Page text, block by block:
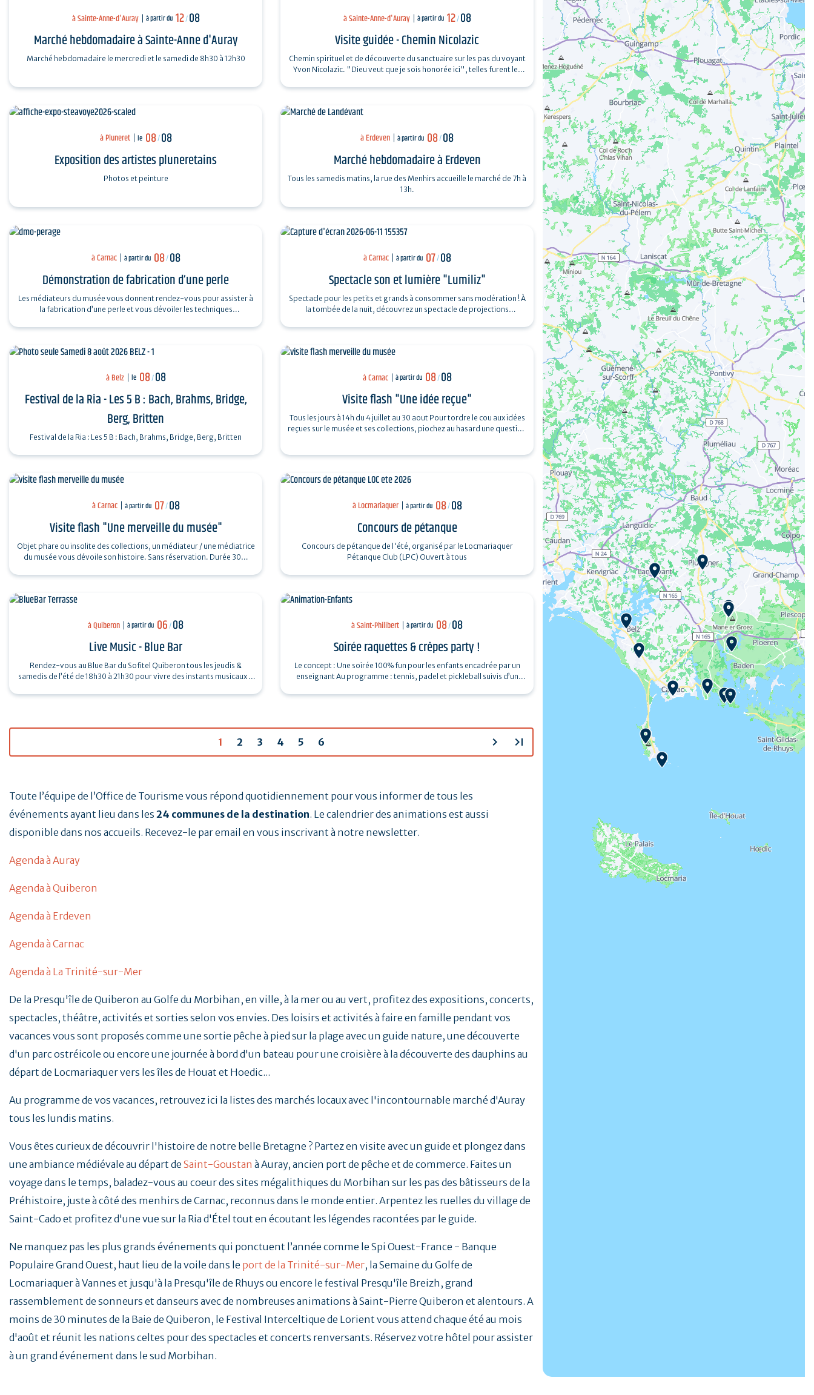
à Sainte-Anne-d'Auray à partir du 12/ 08
Marché hebdomadaire à Sainte-Anne d'Auray
Marché hebdomadaire le mercredi et le samedi de 8h30 à 12h30
à Sainte-Anne-d'Auray à partir du 12/ 08
Visite guidée - Chemin Nicolazic
Chemin spirituel et de découverte du sanctuaire sur les pas du voyant
Yvon Nicolazic. "Dieu veut que je sois honorée ici", telles furent les
à Pluneret le 08/ 08
Exposition des artistes pluneretains
Photos et peinture
à Erdeven à partir du 08/08
Marché hebdomadaire à Erdeven
Tous les samedis matins, la rue des Menhirs accueille le marché de 7h à
13h.
à Carnac à partir du 08/ 08
Démonstration de fabrication d’une perle
Les médiateurs du musée vous donnent rendez-vous pour assister à
la fabrication d’une perle et vous dévoiler les techniques
à Carnac à partir du 07/ 08
Spectacle son et lumière "Lumiliz"
Spectacle pour les petits et grands à consommer sans modération ! À
la tombée de la nuit, découvrez un spectacle de projections
à Belz le 08/ 08
Festival de la Ria - Les 5 B : Bach, Brahms, Bridge,
Berg, Britten
Festival de la Ria : Les 5 B : Bach, Brahms, Bridge, Berg, Britten
à Carnac à partir du 08/ 08
Visite flash "Une idée reçue"
Tous les jours à 14h du 4 juillet au 30 aout Pour tordre le cou aux idées
reçues sur le musée et ses collections, piochez au hasard une question
à Carnac à partir du 07/ 08
Visite flash "Une merveille du musée"
Objet phare ou insolite des collections, un médiateur / une médiatrice
du musée vous dévoile son histoire. Sans réservation. Durée 30…
à Locmariaquer à partir du 08/ 08
Concours de pétanque
Concours de pétanque de l'été, organisé par le Locmariaquer
Pétanque Club (LPC) Ouvert à tous
à Quiberon à partir du 06/08
Live Music - Blue Bar
Rendez-vous au Blue Bar du Sofitel Quiberon tous les jeudis &
samedis de l’été de 18h30 à 21h30 pour vivre des instants musicaux &
à Saint-Philibert à partir du 08/08
Soirée raquettes & crêpes party !
Le concept : Une soirée 100% fun pour les enfants encadrée par un
enseignant Au programme : tennis, padel et pickleball suivis d’un
1 2 3 4 5 6 chevron_right last_page
Toute l’équipe de l’Office de Tourisme vous répond quotidiennement pour vous informer de tous les
événements ayant lieu dans les 24 communes de la destination. Le calendrier des animations est aussi
disponible dans nos accueils. Recevez-le par email en vous inscrivant à notre newsletter.
Agenda à Auray
Agenda à Quiberon
Agenda à Erdeven
Agenda à Carnac
Agenda à La Trinité-sur-Mer
De la Presqu'île de Quiberon au Golfe du Morbihan, en ville, à la mer ou au vert, profitez des expositions, concerts,
spectacles, théâtre, activités et sorties selon vos envies. Des loisirs et activités à faire en famille pendant vos
vacances vous sont proposés comme une sortie pêche à pied sur la plage avec un guide nature, une découverte
d'un parc ostréicole ou encore une journée à bord d'un bateau pour une croisière à la découverte des dauphins au
départ de Locmariaquer vers les îles de Houat et Hoedic...
Au programme de vos vacances, retrouvez ici la listes des marchés locaux avec l'incontournable marché d'Auray
tous les lundis matins.
Vous êtes curieux de découvrir l'histoire de notre belle Bretagne ? Partez en visite avec un guide et plongez dans
une ambiance médiévale au départ de Saint-Goustan à Auray, ancien port de pêche et de commerce. Faites un
voyage dans le temps, baladez-vous au coeur des sites mégalithiques du Morbihan sur les pas des bâtisseurs de la
Préhistoire, juste à côté des menhirs de Carnac, reconnus dans le monde entier. Arpentez les ruelles du village de
Saint-Cado et profitez d'une vue sur la Ria d'Étel tout en écoutant les légendes racontées par le guide.
Ne manquez pas les plus grands événements qui ponctuent l’année comme le Spi Ouest-France - Banque
Populaire Grand Ouest, haut lieu de la voile dans le port de la Trinité-sur-Mer, la Semaine du Golfe de
Locmariaquer à Vannes et jusqu'à la Presqu'île de Rhuys ou encore le festival Presqu'île Breizh, grand
rassemblement de sonneurs et danseurs avec de nombreuses animations à Saint-Pierre Quiberon et alentours. A
moins de 30 minutes de la Baie de Quiberon, le Festival Interceltique de Lorient vous attend chaque été au mois
d'août et réunit les nations celtes pour des spectacles et concerts renversants. Réservez votre hôtel pour assister
à un grand événement dans le sud Morbihan.